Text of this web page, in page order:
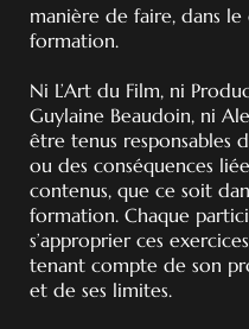
manière de faire, dans
formation.
Ni L’Art du Film, ni
Guylaine Beaudoin, ni
être tenus responsables
ou des conséquences
contenus, que ce soit
formation. Chaque
s’approprier ces
tenant compte de son
et de ses limites.